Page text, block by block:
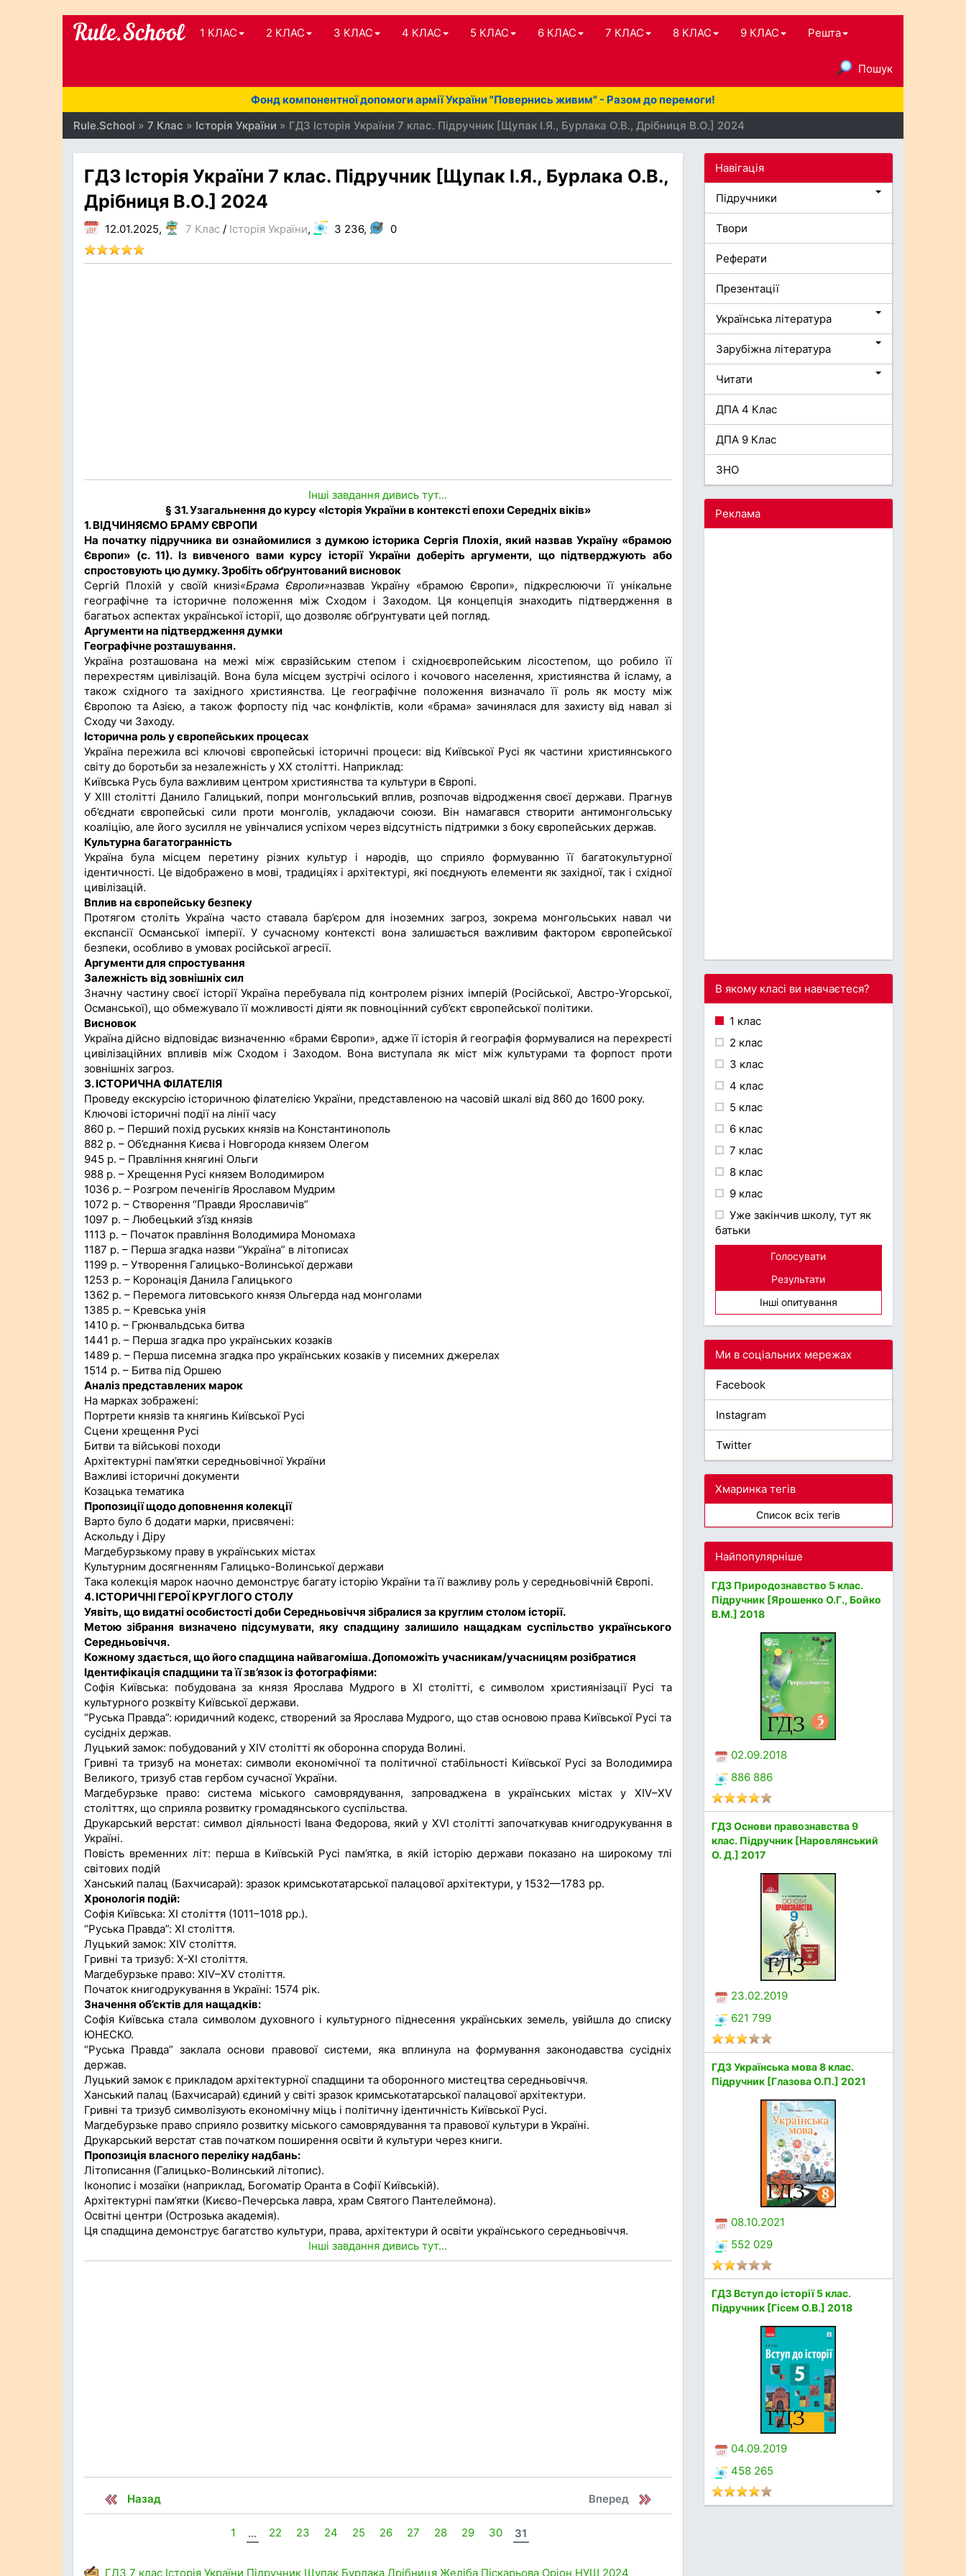
1 КЛАС 2 КЛАС 3 КЛАС 4 КЛАС 5 КЛАС 6 КЛАС 7 КЛАС 8 КЛАС 9 КЛАС Решта
Пошук
Фонд компонентної допомоги армії України "Повернись живим" - Разом до перемоги!
Rule.School » 7 Клас » Історія України » ГДЗ Історія України 7 клас. Підручник [Щупак І.Я., Бурлака О.В., Дрібниця В.О.] 2024
ГДЗ Історія України 7 клас. Підручник [Щупак І.Я., Бурлака О.В.,
Дрібниця В.О.] 2024
12.01.2025, 7 Клас / Історія України, 3 236, 0
Інші завдання дивись тут...
§ 31. Узагальнення до курсу «Історія України в контексті епохи Середніх віків»
1. ВІДЧИНЯЄМО БРАМУ ЄВРОПИ
На початку підручника ви ознайомилися з думкою історика Сергія Плохія, який назвав Україну «брамою
Європи» (с. 11). Із вивченого вами курсу історії України доберіть аргументи, що підтверджують або
спростовують цю думку. Зробіть обґрунтований висновок
Сергій Плохій у своїй книзі«Брама Європи»назвав Україну «брамою Європи», підкреслюючи її унікальне
географічне та історичне положення між Сходом і Заходом. Ця концепція знаходить підтвердження в
багатьох аспектах української історії, що дозволяє обґрунтувати цей погляд.
Аргументи на підтвердження думки
Географічне розташування.
Україна розташована на межі між євразійським степом і східноєвропейським лісостепом, що робило її
перехрестям цивілізацій. Вона була місцем зустрічі осілого і кочового населення, християнства й ісламу, а
також східного та західного християнства. Це географічне положення визначало її роль як мосту між
Європою та Азією, а також форпосту під час конфліктів, коли «брама» зачинялася для захисту від навал зі
Сходу чи Заходу.
Історична роль у європейських процесах
Україна пережила всі ключові європейські історичні процеси: від Київської Русі як частини християнського
світу до боротьби за незалежність у XX столітті. Наприклад:
Київська Русь була важливим центром християнства та культури в Європі.
У ХІІІ столітті Данило Галицький, попри монгольський вплив, розпочав відродження своєї держави. Прагнув
об’єднати європейські сили проти монголів, укладаючи союзи. Він намагався створити антимонгольську
коаліцію, але його зусилля не увінчалися успіхом через відсутність підтримки з боку європейських держав.
Культурна багатогранність
Україна була місцем перетину різних культур і народів, що сприяло формуванню її багатокультурної
ідентичності. Це відображено в мові, традиціях і архітектурі, які поєднують елементи як західної, так і східної
цивілізацій.
Вплив на європейську безпеку
Протягом століть Україна часто ставала бар’єром для іноземних загроз, зокрема монгольських навал чи
експансії Османської імперії. У сучасному контексті вона залишається важливим фактором європейської
безпеки, особливо в умовах російської агресії.
Аргументи для спростування
Залежність від зовнішніх сил
Значну частину своєї історії Україна перебувала під контролем різних імперій (Російської, Австро-Угорської,
Османської), що обмежувало її можливості діяти як повноцінний суб’єкт європейської політики.
Висновок
Україна дійсно відповідає визначенню «брами Європи», адже її історія й географія формувалися на перехресті
цивілізаційних впливів між Сходом і Заходом. Вона виступала як міст між культурами та форпост проти
зовнішніх загроз.
3. ІСТОРИЧНА ФІЛАТЕЛІЯ
Проведу екскурсію історичною філателією України, представленою на часовій шкалі від 860 до 1600 року.
Ключові історичні події на лінії часу
860 р. – Перший похід руських князів на Константинополь
882 р. – Об’єднання Києва і Новгорода князем Олегом
945 р. – Правління княгині Ольги
988 р. – Хрещення Русі князем Володимиром
1036 р. – Розгром печенігів Ярославом Мудрим
1072 р. – Створення “Правди Ярославичів”
1097 р. – Любецький з’їзд князів
1113 р. – Початок правління Володимира Мономаха
1187 р. – Перша згадка назви “Україна” в літописах
1199 р. – Утворення Галицько-Волинської держави
1253 р. – Коронація Данила Галицького
1362 р. – Перемога литовського князя Ольгерда над монголами
1385 р. – Кревська унія
1410 р. – Грюнвальдська битва
1441 р. – Перша згадка про українських козаків
1489 р. – Перша писемна згадка про українських козаків у писемних джерелах
1514 р. – Битва під Оршею
Аналіз представлених марок
На марках зображені:
Портрети князів та княгинь Київської Русі
Сцени хрещення Русі
Битви та військові походи
Архітектурні пам’ятки середньовічної України
Важливі історичні документи
Козацька тематика
Пропозиції щодо доповнення колекції
Варто було б додати марки, присвячені:
Аскольду і Діру
Магдебурзькому праву в українських містах
Культурним досягненням Галицько-Волинської держави
Така колекція марок наочно демонструє багату історію України та її важливу роль у середньовічній Європі.
4. ІСТОРИЧНІ ГЕРОЇ КРУГЛОГО СТОЛУ
Уявіть, що видатні особистості доби Середньовіччя зібралися за круглим столом історії.
Метою зібрання визначено підсумувати, яку спадщину залишило нащадкам суспільство українського
Середньовіччя.
Кожному здається, що його спадщина найвагоміша. Допоможіть учасникам/учасницям розібратися
Ідентифікація спадщини та її зв’язок із фотографіями:
Софія Київська: побудована за князя Ярослава Мудрого в XI столітті, є символом християнізації Русі та
культурного розквіту Київської держави.
“Руська Правда”: юридичний кодекс, створений за Ярослава Мудрого, що став основою права Київської Русі та
сусідніх держав.
Луцький замок: побудований у XIV столітті як оборонна споруда Волині.
Гривні та тризуб на монетах: символи економічної та політичної стабільності Київської Русі за Володимира
Великого, тризуб став гербом сучасної України.
Магдебурзьке право: система міського самоврядування, запроваджена в українських містах у XIV–XV
століттях, що сприяла розвитку громадянського суспільства.
Друкарський верстат: символ діяльності Івана Федорова, який у XVI столітті започаткував книгодрукування в
Україні.
Повість временних літ: перша в Київській Русі пам’ятка, в якій історію держави показано на широкому тлі
світових подій
Ханський палац (Бахчисарай): зразок кримськотатарської палацової архітектури, у 1532—1783 рр.
Хронологія подій:
Софія Київська: XI століття (1011–1018 рр.).
“Руська Правда”: XI століття.
Луцький замок: XIV століття.
Гривні та тризуб: X-XI століття.
Магдебурзьке право: XIV–XV століття.
Початок книгодрукування в Україні: 1574 рік.
Значення об’єктів для нащадків:
Софія Київська стала символом духовного і культурного піднесення українських земель, увійшла до списку
ЮНЕСКО.
“Руська Правда” заклала основи правової системи, яка вплинула на формування законодавства сусідніх
держав.
Луцький замок є прикладом архітектурної спадщини та оборонного мистецтва середньовіччя.
Ханський палац (Бахчисарай) єдиний у світі зразок кримськотатарської палацової архітектури.
Гривні та тризуб символізують економічну міць і політичну ідентичність Київської Русі.
Магдебурзьке право сприяло розвитку міського самоврядування та правової культури в Україні.
Друкарський верстат став початком поширення освіти й культури через книги.
Пропозиція власного переліку надбань:
Літописання (Галицько-Волинський літопис).
Іконопис і мозаїки (наприклад, Богоматір Оранта в Софії Київській).
Архітектурні пам’ятки (Києво-Печерська лавра, храм Святого Пантелеймона).
Освітні центри (Острозька академія).
Ця спадщина демонструє багатство культури, права, архітектури й освіти українського середньовіччя.
Інші завдання дивись тут...
Назад Вперед
1 ... 22 23 24 25 26 27 28 29 30 31
ГДЗ 7 клас Історія України Підручник Щупак Бурлака Дрібниця Желіба Піскарьова Оріон НУШ 2024
Навігація
Підручники
Твори
Реферати
Презентації
Українська література
Зарубіжна література
Читати
ДПА 4 Клас
ДПА 9 Клас
ЗНО
Реклама
В якому класі ви навчаєтеся?
1 клас
2 клас
3 клас
4 клас
5 клас
6 клас
7 клас
8 клас
9 клас
Уже закінчив школу, тут як
батьки
Голосувати
Результати
Інші опитування
Ми в соціальних мережах
Facebook
Instagram
Twitter
Хмаринка тегів
Список всіх тегів
Найпопулярніше
ГДЗ Природознавство 5 клас.
Підручник [Ярошенко О.Г., Бойко
В.М.] 2018
02.09.2018
886 886
ГДЗ Основи правознавства 9
клас. Підручник [Наровлянський
О. Д.] 2017
23.02.2019
621 799
ГДЗ Українська мова 8 клас.
Підручник [Глазова О.П.] 2021
08.10.2021
552 029
ГДЗ Вступ до історії 5 клас.
Підручник [Гісем О.В.] 2018
04.09.2019
458 265